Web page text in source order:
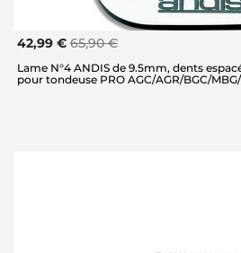
42,99 € 65,90 €
Lame N°4 ANDIS de 9.5mm, dents
pour tondeuse PRO AGC/AGR/BGC/